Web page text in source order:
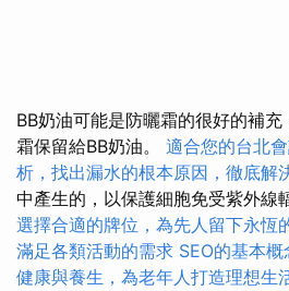
BB奶油可能是防曬霜的很好的補
霜保留給BB奶油。 適合您的台北
析，找出漏水的根本原因，徹底解
中產生的，以保護細胞免受紫外線
選擇合適的牌位，為先人留下永恆
滿足各類活動的需求 SEO的基本
健康與養生，為老年人打造理想生